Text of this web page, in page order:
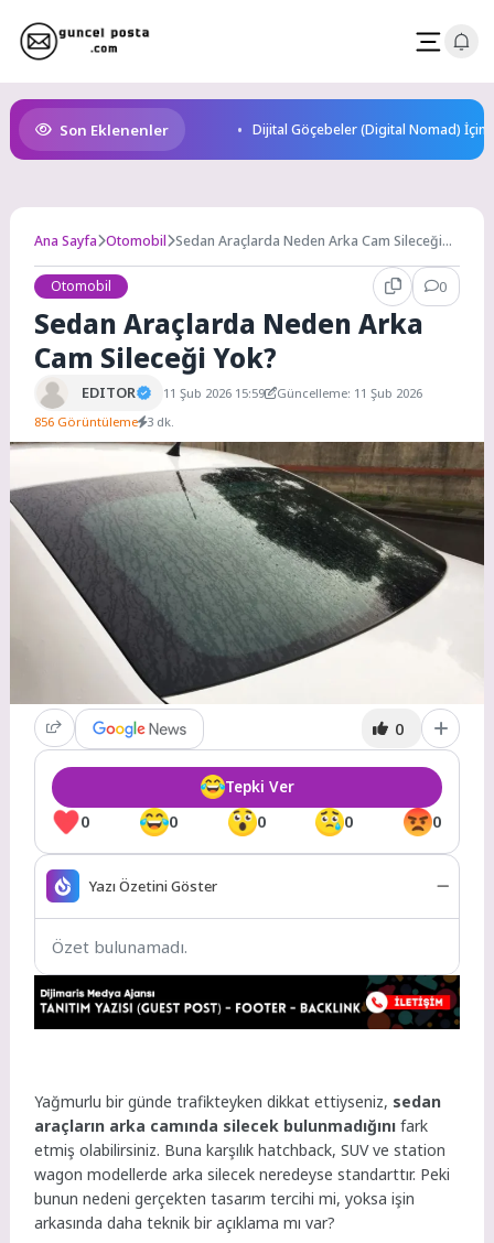
content
Son Eklenenler Dijital Göçebeler (Digital Nomad) İçin
Ana Sayfa Otomobil Sedan Araçlarda Neden Arka Cam Sileceği
Otomobil
0
Sedan Araçlarda Neden Arka
Cam Sileceği Yok?
EDITOR 11 Şub 2026 15:59
Güncelleme: 11 Şub 2026
856 Görüntüleme 3 dk.
0
0 0 0 0 0
Tepki Ver
Yazı Özetini Göster
Özet bulunamadı.
Yağmurlu bir günde trafikteyken dikkat ettiyseniz, sedan
araçların arka camında silecek bulunmadığını fark
etmiş olabilirsiniz. Buna karşılık hatchback, SUV ve station
wagon modellerde arka silecek neredeyse standarttır. Peki
bunun nedeni gerçekten tasarım tercihi mi, yoksa işin
arkasında daha teknik bir açıklama mı var?